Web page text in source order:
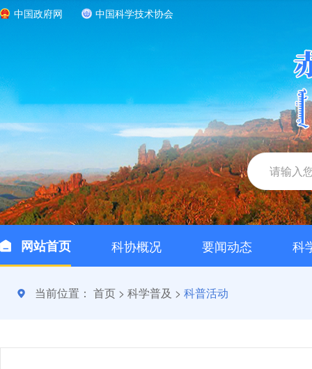
中国政府网 中国科学技术协会
网站首页 科协概况 要闻动态 科
当前位置： 首页 > 科学普及 > 科普活动